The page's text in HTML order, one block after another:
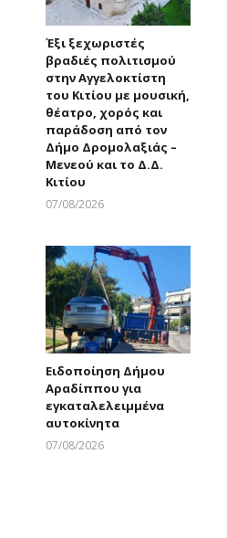
Έξι ξεχωριστές
βραδιές πολιτισμού
στην Αγγελοκτίστη
του Κιτίου με μουσική,
θέατρο, χορός και
παράδοση από τον
Δήμο Δρομολαξιάς –
Μενεού και το Δ.Δ.
Κιτίου
07/08/2026
Ειδοποίηση Δήμου
Αραδίππου για
εγκαταλελειμμένα
αυτοκίνητα
07/08/2026